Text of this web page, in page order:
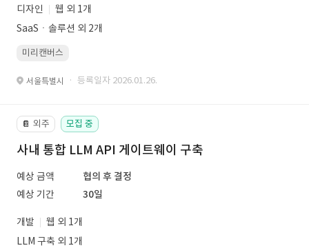
디자인
웹 외 1개
SaaSㆍ솔루션 외 2개
미리캔버스
서울특별시 · 등록일자 2026.01.26.
📔 외주 모집 중
사내 통합 LLM API 게이트웨이 구축
예상 금액
협의 후 결정
예상 기간
30일
개발
웹 외 1개
LLM 구축 외 1개